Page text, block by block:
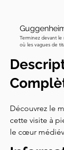
Terminez devant
où les vagues de
Découvrez le
cette visite à
le cœur